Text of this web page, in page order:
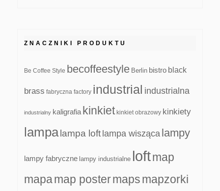
ZNACZNIKI PRODUKTU
Be Coffee Style becoffeestyle Berlin bistro black
brass fabryczna factory industrial industrialna
industrialny kaligrafia kinkiet kinkiet obrazowy kinkiety
lampa lampa loft lampa wisząca lampy
lampy fabryczne lampy industrialne loftmap
mapamap postermapsmapzorki